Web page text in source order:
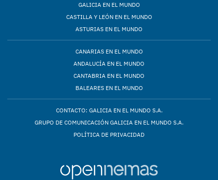
GALICIA EN EL MUNDO
CASTILLA Y LEÓN EN EL MUNDO
ASTURIAS EN EL MUNDO
CANARIAS EN EL MUNDO
ANDALUCÍA EN EL MUNDO
CANTABRIA EN EL MUNDO
BALEARES EN EL MUNDO
CONTACTO: GALICIA EN EL MUNDO S.A.
GRUPO DE COMUNICACIÓN GALICIA EN EL MUNDO S.A.
POLÍTICA DE PRIVACIDAD